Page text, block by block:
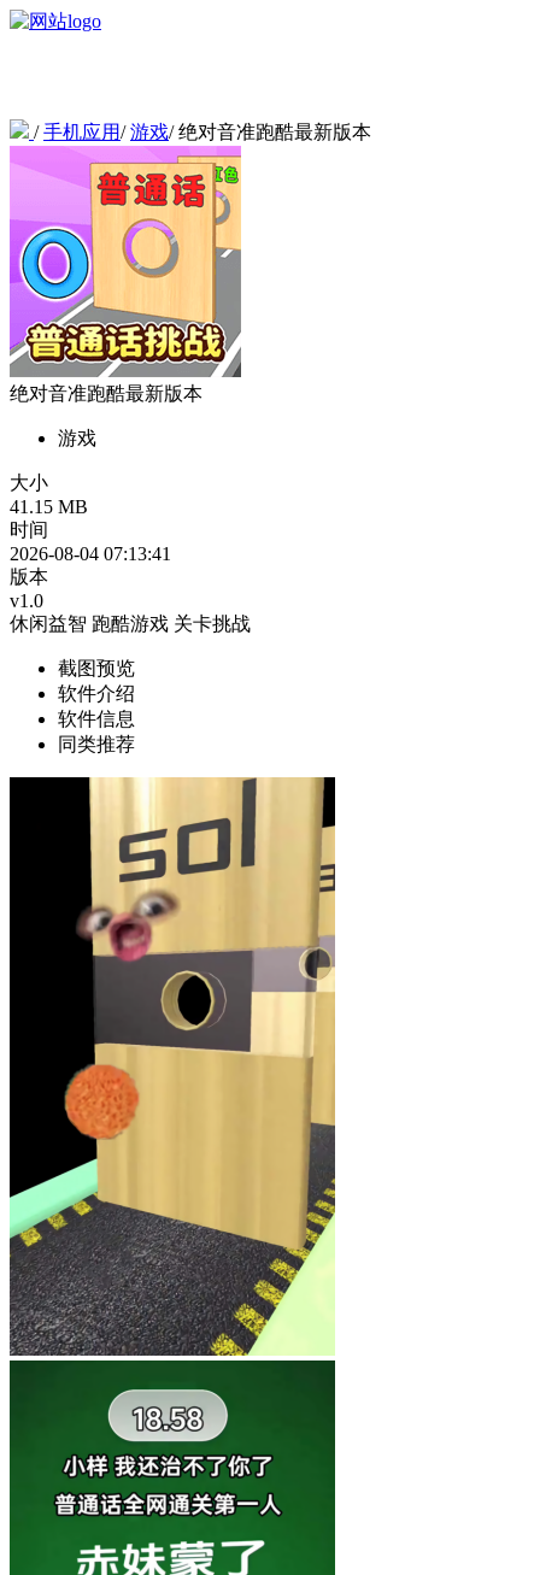
/手机应用/游戏/绝对音准跑酷最新版本
绝对音准跑酷最新版本
游戏
大小
41.15 MB
时间
2026-08-04 07:13:41
版本
v1.0
休闲益智 跑酷游戏 关卡挑战
截图预览
软件介绍
软件信息
同类推荐